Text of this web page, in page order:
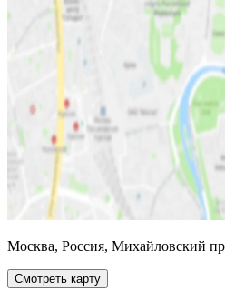
Москва, Россия, Михайловский
Смотреть карту